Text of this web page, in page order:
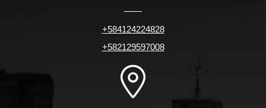
+584124224828
+582129597008